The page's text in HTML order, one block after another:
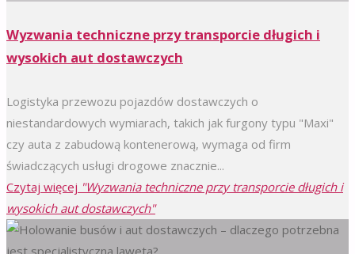
Wyzwania techniczne przy transporcie długich i
wysokich aut dostawczych
Logistyka przewozu pojazdów dostawczych o
niestandardowych wymiarach, takich jak furgony typu "Maxi"
czy auta z zabudową kontenerową, wymaga od firm
świadczących usługi drogowe znacznie...
Czytaj więcej "Wyzwania techniczne przy transporcie długich i
wysokich aut dostawczych"